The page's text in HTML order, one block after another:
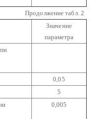
Продолжение табл. 2
Значение
параметра
0,05
5
0,005